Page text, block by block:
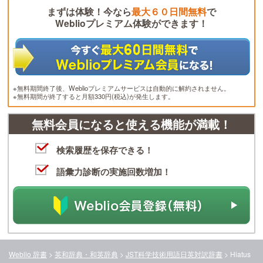
まずは体験！今なら最大６０日間無料で
Weblioプレミアム体験ができます！
※無料期間終了後、Weblioプレミアムサービスは自動的に解約されません。
※無料期間が終了すると月額330円(税込)が発生します。
無料会員になると使える機能が満載！
検索履歴を保存できる！
語彙力診断の実施回数増加！
Weblio 辞書 > 英和辞典・和英辞典 > JST科学技術用語日英対訳辞書 > Hiatus